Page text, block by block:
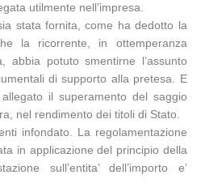
utilmente nell’impresa.
stata fornita, come ha dedotto la
la ricorrente, in ottemperanza
abbia potuto smentirne l’assunto
di supporto alla pretesa. E
il superamento del saggio
nel rendimento dei titoli di Stato.
infondato. La regolamentazione
in applicazione del principio della
sull’entita’ dell’importo e’